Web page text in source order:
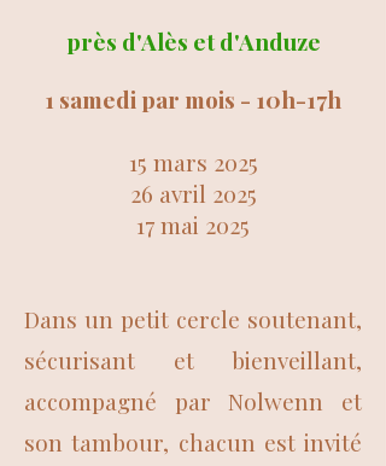
près d'Alès et d'Anduze
1 samedi par mois - 10h-17h
15 mars 2025
26 avril 2025
17 mai 2025
Dans un petit cercle soutenant,
sécurisant et bienveillant,
accompagné par Nolwenn et
son tambour, chacun est invité